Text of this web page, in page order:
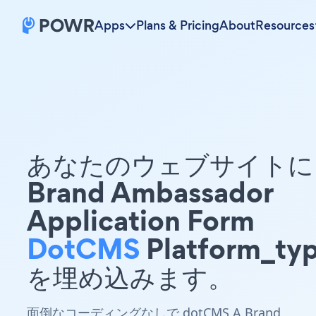
Apps Plans & PricingAboutResources
あなたのウェブサイト
Brand Ambassador
Application Form
DotCMS
を埋め込みます。
面倒なコーディングなしで dotCMS A Brand